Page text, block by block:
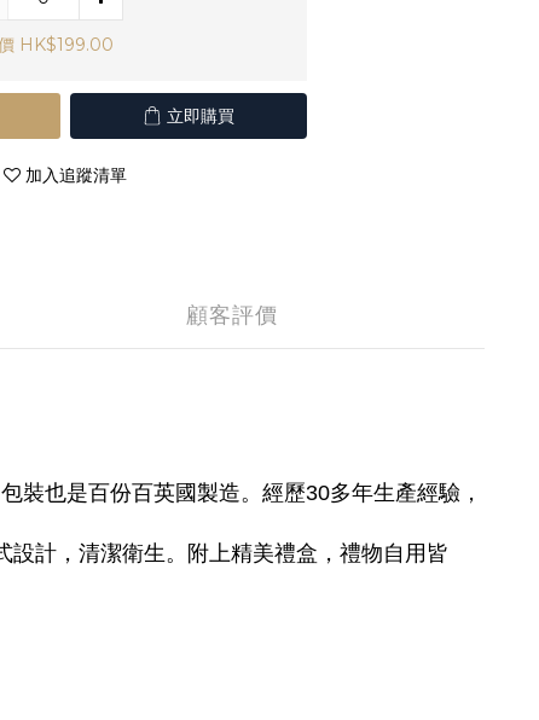
HK$199.00
立即購買
加入追蹤清單
顧客評價
裝也是百份百英國製造。經歷30多年生產經驗，
計，清潔衛生。附上精美禮盒，禮物自用皆